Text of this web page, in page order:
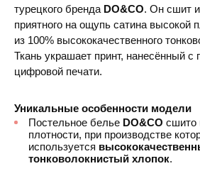
турецкого бренда DO&CO. Он сшит
приятного на ощупь сатина высокой
из 100% высококачественного
Ткань украшает принт, нанесённый
цифровой печати.
Уникальные особенности модели
Постельное белье DO&CO сшито
плотности, при производстве
используется
тонковолокнистый хлопок.